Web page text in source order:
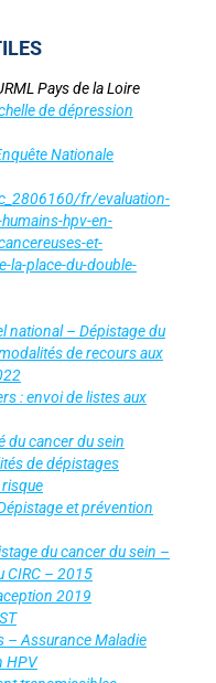
Pays de la Loire
de dépression
Nationale
fr/evaluation-
hpv-en-
et-
la-place-du-double-
national – Dépistage du
de recours aux
: envoi de listes aux
du cancer du sein
de dépistages
et prévention
du cancer du sein –
CIRC – 2015
2019
– Assurance Maladie
HPV